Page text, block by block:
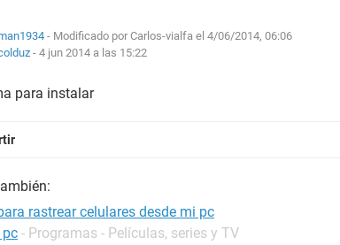
- Modificado por Carlos-vialfa el 4/06/2014, 06:06
- 4 jun 2014 a las 15:22
para instalar
rastrear celulares desde mi pc
pc - Programas - Películas, series y TV